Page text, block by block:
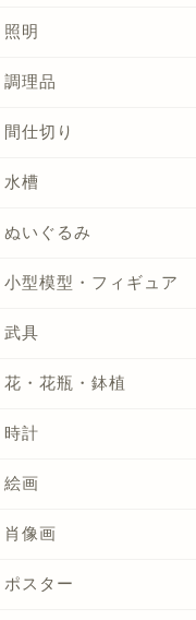
照明
調理品
間仕切り
水槽
ぬいぐるみ
小型模型・フィギュア
武具
花・花瓶・鉢植
時計
絵画
肖像画
ポスター